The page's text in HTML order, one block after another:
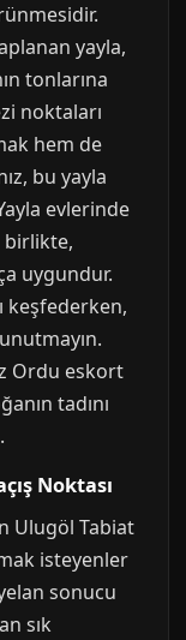
yayla,
tonlarına
noktaları
hem de
bu yayla
evlerinde
birlikte,
uygundur.
keşfederken,
Ordu eskort
tadını
Noktası
Ulugöl Tabiat
isteyenler
sonucu
sık